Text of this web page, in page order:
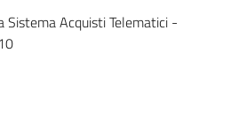
Acquisti Telematici -